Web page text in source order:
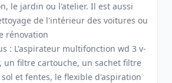
le jardin ou l'atelier. Il est aussi
de l'intérieur des voitures ou
rénovation
: L'aspirateur multifonction wd 3 v-
un filtre cartouche, un sachet filtre
et fentes, le flexible d'aspiration